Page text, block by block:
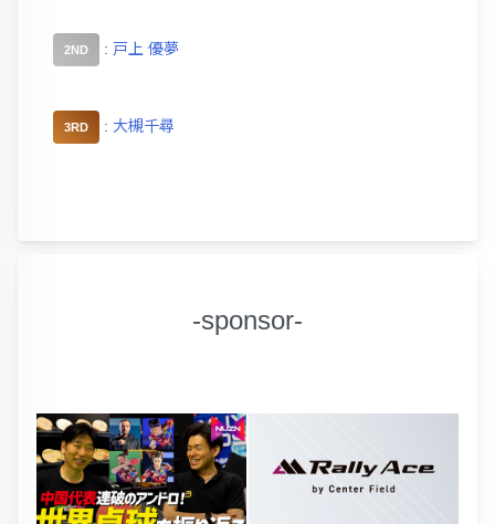
2ND : 戸上 優夢
3RD : 大槻千尋
-sponsor-